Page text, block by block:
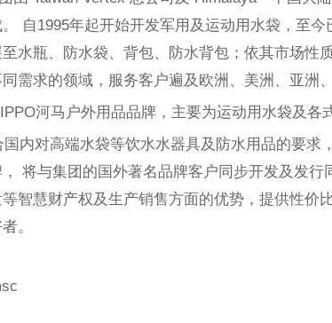
自1995年起开始开发军用及运动用水袋，至
水瓶、防水袋、背包、防水背包；依其市场性
需求的领域，服务客户遍及欧洲、美洲、亚洲
河马户外用品品牌，主要为运动用水袋及各
国内对高端水袋等饮水水器具及防水用品的要求
将与集团的国外著名品牌客户同步开发及发行
智慧财产权及生产销售方面的优势，提供性价
。